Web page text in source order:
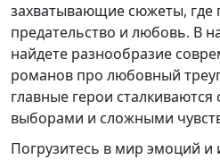
захватывающие сюжеты, где
предательство и любовь. В
найдете разнообразие
романов про любовный
главные герои
выборами и сложными
Погрузитесь в мир эмоций